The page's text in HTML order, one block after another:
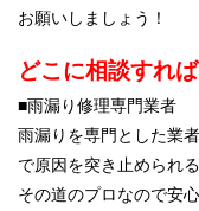
お願いしましょう！
どこに相談すれ
■雨漏り修理専門業者
雨漏りを専門とした業
で原因を突き止められる
その道のプロなので安